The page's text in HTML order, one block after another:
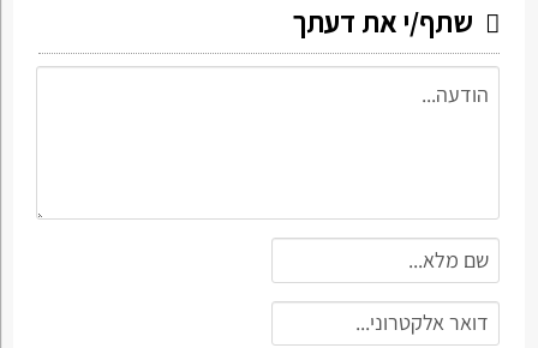
שתף/י את דעתך